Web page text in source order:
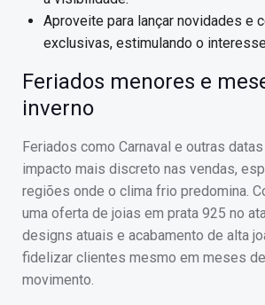
Aproveite para lançar novidades e
exclusivas, estimulando o
Feriados menores e
inverno
Feriados como Carnaval e outras
impacto mais discreto nas vendas,
regiões onde o clima frio predomina.
uma oferta de joias em prata 925 no
designs atuais e acabamento de alta
fidelizar clientes mesmo em meses
movimento.